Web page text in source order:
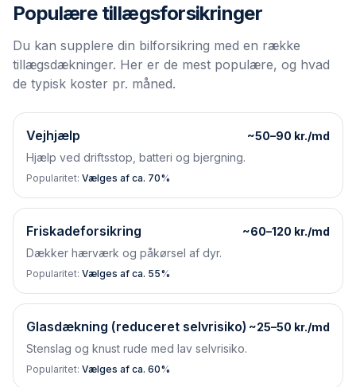
Populære tillægsforsikringer
Du kan supplere din bilforsikring med en række
tillægsdækninger. Her er de mest populære, og hvad
de typisk koster pr. måned.
Vejhjælp
~50–90 kr./md
Hjælp ved driftsstop, batteri og bjergning.
Popularitet: Vælges af ca. 70%
Friskadeforsikring
~60–120 kr./md
Dækker hærværk og påkørsel af dyr.
Popularitet: Vælges af ca. 55%
Glasdækning (reduceret selvrisiko) ~25–50 kr./md
Stenslag og knust rude med lav selvrisiko.
Popularitet: Vælges af ca. 60%